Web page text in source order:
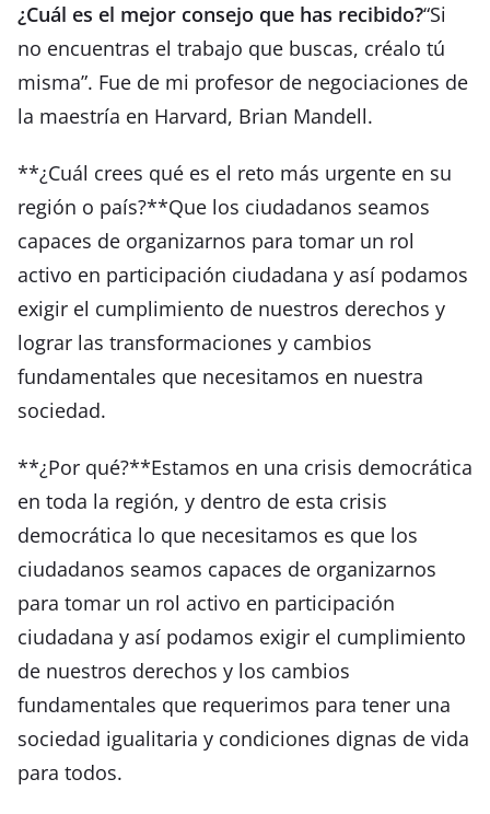
¿Cuál es el mejor consejo que has recibido?“Si
no encuentras el trabajo que buscas, créalo tú
misma”. Fue de mi profesor de negociaciones de
la maestría en Harvard, Brian Mandell.
**¿Cuál crees qué es el reto más urgente en su
región o país?**Que los ciudadanos seamos
capaces de organizarnos para tomar un rol
activo en participación ciudadana y así podamos
exigir el cumplimiento de nuestros derechos y
lograr las transformaciones y cambios
fundamentales que necesitamos en nuestra
sociedad.
**¿Por qué?**Estamos en una crisis democrática
en toda la región, y dentro de esta crisis
democrática lo que necesitamos es que los
ciudadanos seamos capaces de organizarnos
para tomar un rol activo en participación
ciudadana y así podamos exigir el cumplimiento
de nuestros derechos y los cambios
fundamentales que requerimos para tener una
sociedad igualitaria y condiciones dignas de vida
para todos.